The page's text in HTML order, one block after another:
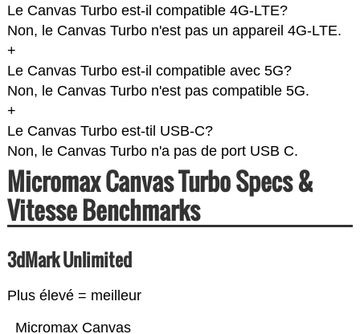
Le Canvas Turbo est-il compatible 4G-LTE?
Non, le Canvas Turbo n'est pas un appareil 4G-LTE.
+
Le Canvas Turbo est-il compatible avec 5G?
Non, le Canvas Turbo n'est pas compatible 5G.
+
Le Canvas Turbo est-til USB-C?
Non, le Canvas Turbo n'a pas de port USB C.
Micromax Canvas Turbo Specs &
Vitesse Benchmarks
3dMark Unlimited
Plus élevé = meilleur
Micromax Canvas